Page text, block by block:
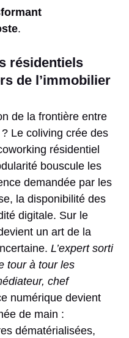
.
résidentiels
de l’immobilier
de la frontière entre
Le coliving crée des
résidentiel
bouscule les
demandée par les
la disponibilité des
digitale. Sur le
un art de la
L’expert sorti
tour à tour les
chef
numérique devient
de main :
dématérialisées,